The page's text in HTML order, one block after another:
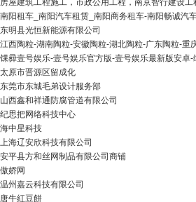
房屋建筑工程施工，市政公用工程，南京智行建设工
南阳租车_南阳汽车租赁_南阳商务租车-南阳畅诚汽
东明县光恒新能源有限公司
江西陶粒-湖南陶粒-安徽陶粒-湖北陶粒-广东陶粒-重
馃彛壹号娱乐-壹号娱乐官方版-壹号娱乐最新版安卓-
太原市晋源区留成化
东莞市东城毛弟设计服务部
山西鑫和祥通防腐管道有限公司
纪思把网络科技中心
海中星科技
上海辽安欣科技有限公司
安平县方和丝网制品有限公司商铺
傲娇网
温州嘉云科技有限公司
唐牛紅豆餅